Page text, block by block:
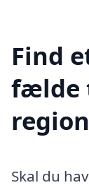
Find
fælde
Skal du